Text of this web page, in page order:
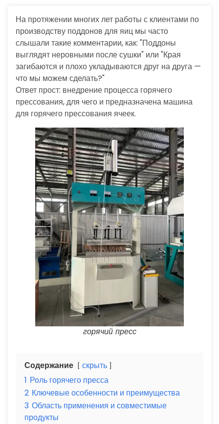
На протяжении многих лет работы с клиентами по
производству поддонов для яиц мы часто
слышали такие комментарии, как: "Поддоны
выглядят неровными после сушки" или "Края
загибаются и плохо укладываются друг на друга —
что мы можем сделать?"
Ответ прост: внедрение процесса горячего
прессования, для чего и предназначена машина
для горячего прессования ячеек.
горячий пресс
Содержание
скрыть
1 Роль горячего пресса
2 Ключевые особенности и преимущества
3 Область применения и совместимые
продукты